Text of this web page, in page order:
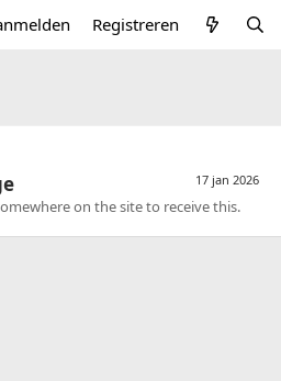
Registreren
17 jan 2026
on the site to receive this.